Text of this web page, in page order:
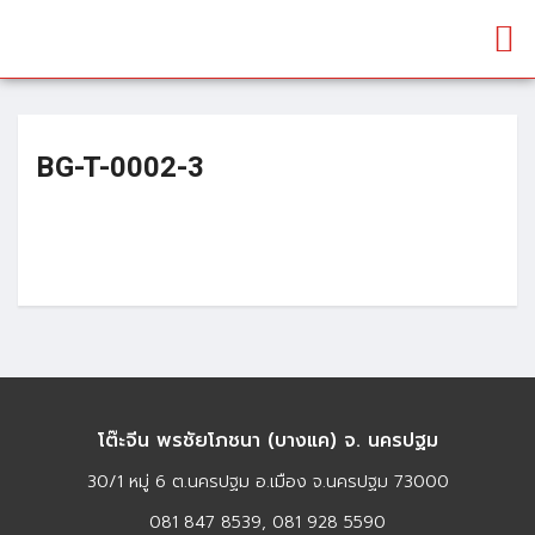
BG-T-0002-3
โต๊ะจีน พรชัยโภชนา (บางแค) จ. นครปฐม
30/1 หมู่ 6 ต.นครปฐม อ.เมือง จ.นครปฐม 73000
081 847 8539, 081 928 5590​